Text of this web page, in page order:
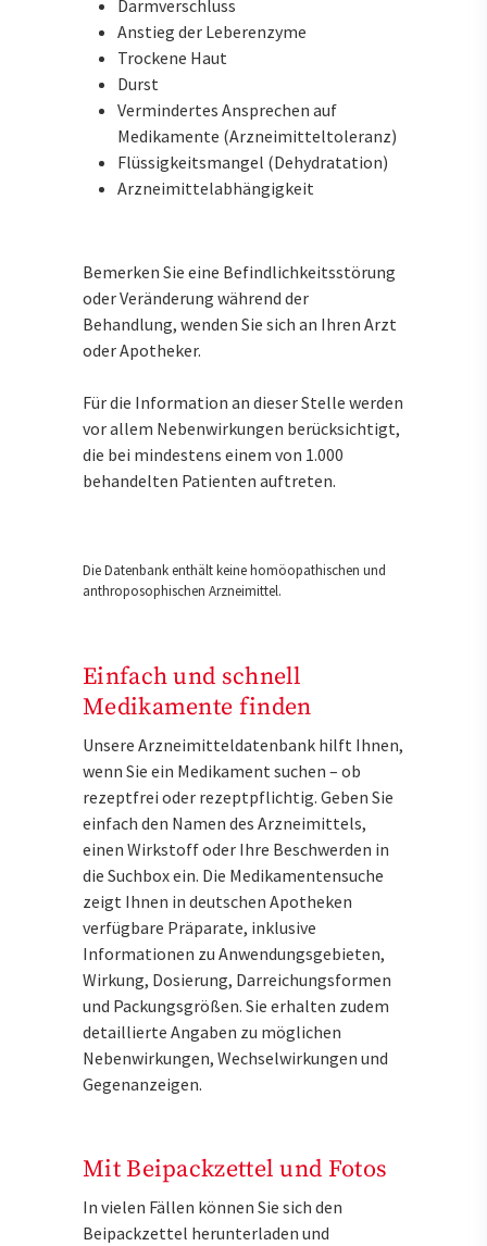
Darmverschluss
Anstieg der Leberenzyme
Trockene Haut
Durst
Vermindertes Ansprechen auf
Medikamente (Arzneimitteltoleranz)
Flüssigkeitsmangel (Dehydratation)
Arzneimittelabhängigkeit
Bemerken Sie eine Befindlichkeitsstörung
oder Veränderung während der
Behandlung, wenden Sie sich an Ihren Arzt
oder Apotheker.
Für die Information an dieser Stelle werden
vor allem Nebenwirkungen berücksichtigt,
die bei mindestens einem von 1.000
behandelten Patienten auftreten.
Die Datenbank enthält keine homöopathischen und
anthroposophischen Arzneimittel.
Einfach und schnell
Medikamente finden
Unsere Arzneimitteldatenbank hilft Ihnen,
wenn Sie ein Medikament suchen – ob
rezeptfrei oder rezeptpflichtig. Geben Sie
einfach den Namen des Arzneimittels,
einen Wirkstoff oder Ihre Beschwerden in
die Suchbox ein. Die Medikamentensuche
zeigt Ihnen in deutschen Apotheken
verfügbare Präparate, inklusive
Informationen zu Anwendungsgebieten,
Wirkung, Dosierung, Darreichungsformen
und Packungsgrößen. Sie erhalten zudem
detaillierte Angaben zu möglichen
Nebenwirkungen, Wechselwirkungen und
Gegenanzeigen.
Mit Beipackzettel und Fotos
In vielen Fällen können Sie sich den
Beipackzettel herunterladen und